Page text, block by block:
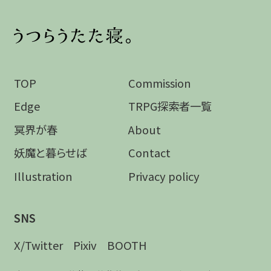
TOP
Edge
冥界が春
妖魔と暮らせば
Illustration
Commission
TRPG探索者一覧
About
Contact
Privacy policy
SNS
X/Twitter
Pixiv BOOTH